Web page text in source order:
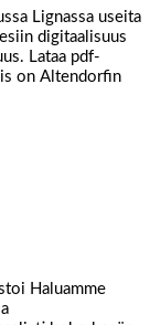
Lignassa useita
digitaalisuus
Lataa pdf-
on Altendorfin
Haluamme